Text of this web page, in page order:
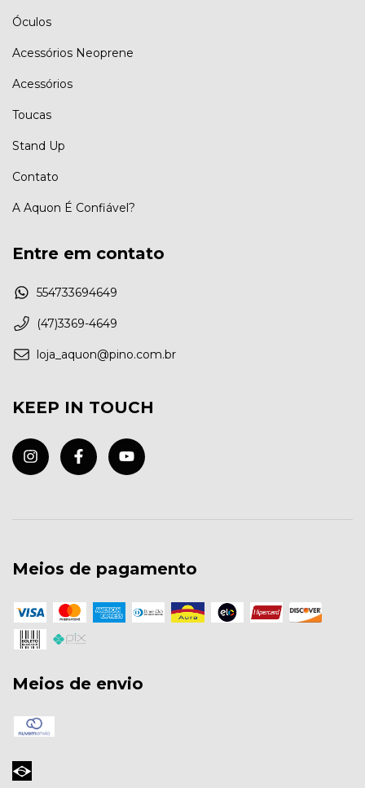
Óculos
Acessórios Neoprene
Acessórios
Toucas
Stand Up
Contato
A Aquon É Confiável?
Entre em contato
554733694649
(47)3369-4649
loja_aquon@pino.com.br
KEEP IN TOUCH
Meios de pagamento
Meios de envio